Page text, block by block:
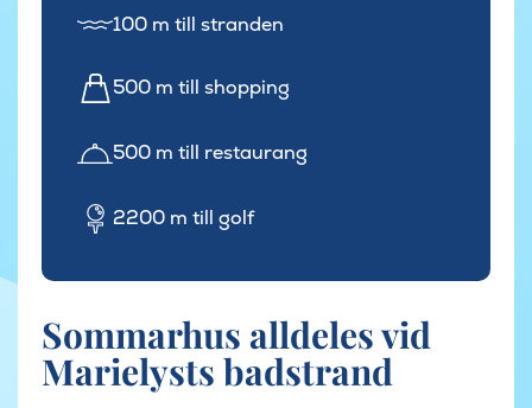
100 m till stranden
500 m till shopping
500 m till restaurang
2200 m till golf
Sommarhus alldeles vid
Marielysts badstrand